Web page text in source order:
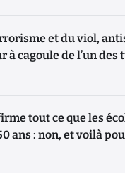
et du viol,
à cagoule de l’un des
tout ce que les
ans : non, et voilà